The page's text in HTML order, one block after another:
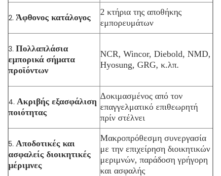
2. Άφθονος κατάλογος
2 κτήρια της αποθήκης
εμπορευμάτων
3. Πολλαπλάσια
εμπορικά σήματα
προϊόντων
NCR, Wincor, Diebold, NMD,
Hyosung, GRG, κ.λπ.
4. Ακριβής εξασφάλιση
ποιότητας
Δοκιμασμένος από τον
επαγγελματικό επιθεωρητή
πρίν στέλνει
5. Αποδοτικές και
ασφαλείς διοικητικές
μέριμνες
Μακροπρόθεσμη συνεργασία
με την επιχείρηση διοικητικών
μεριμνών, παράδοση γρήγορη
και ασφαλής